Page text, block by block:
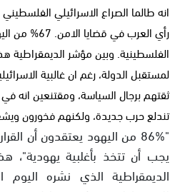
انه طالما الصراع الاسرائيلي الفلسطيني
رأي العرب في
الفلسطينية. وبين مؤشر الديمقراطية
لمستقبل الدولة، رغم ان غالبية
ثقتهم برجال السياسة، ومقتنعين
تندلع حرب جديدة، ولكنهم فخورون
"86% من اليهود يعتقدون أن
يجب أن تتخذ بأغلبية يهودية"،
الديمقراطية الذي نشره اليوم